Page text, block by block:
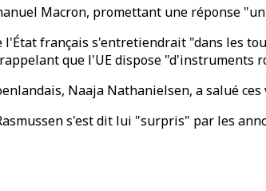
Macron, promettant une réponse
français s'entretiendrait "dans les
que l'UE dispose "d'instruments
Naaja Nathanielsen, a salué
s'est dit lui "surpris" par les